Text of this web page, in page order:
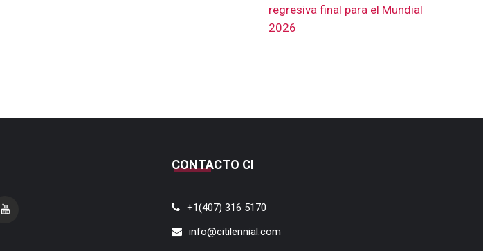
regresiva final para el Mundial
2026
CONTACTO CI
+1(407) 316 5170
info@citilennial.com